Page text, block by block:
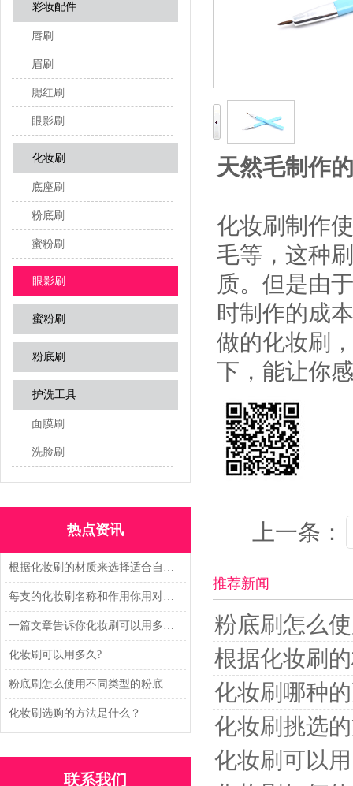
彩妆配件
唇刷
眉刷
腮红刷
眼影刷
化妆刷
底座刷
粉底刷
蜜粉刷
眼影刷
蜜粉刷
粉底刷
护洗工具
面膜刷
洗脸刷
热点资讯
根据化妆刷的材质来选择适合自己的
每支的化妆刷名称和作用你用对了吗？
一篇文章告诉你化妆刷可以用多久?
化妆刷可以用多久?
粉底刷怎么使用不同类型的粉底刷又怎么用法
化妆刷选购的方法是什么？
联系我们
天然毛制作
化妆刷制作
毛等，这种
质。但是由
时制作的成
做的化妆刷
下，能让你
上一条：
推荐新闻
粉底刷怎么
根据化妆刷
化妆刷哪种
化妆刷挑选
化妆刷可以